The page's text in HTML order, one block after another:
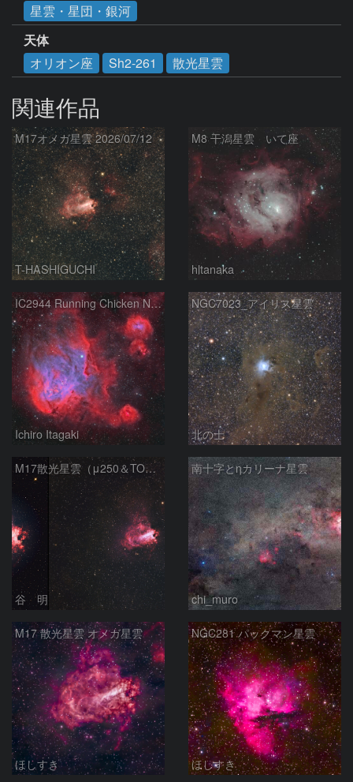
星雲・星団・銀河
天体
オリオン座
Sh2-261 散光星雲
関連作品
M17オメガ星雲 2026/07/12
T-HASHIGUCHI
M8 干潟星雲 いて座
hltanaka
IC2944 Running Chicken Nebula
Ichiro Itagaki
NGC7023_アイリス星雲
北の士
M17散光星雲（μ250＆TOA130）
谷 明
南十字とηカリーナ星雲
chi_muro
M17 散光星雲 オメガ星雲
ほしすき
NGC281 パックマン星雲
ほしすき